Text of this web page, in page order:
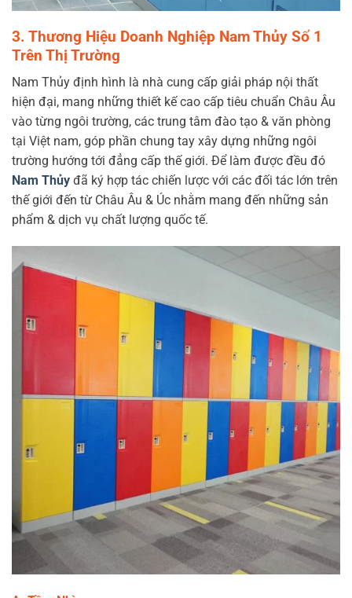
3. Thương Hiệu Doanh Nghiệp Nam Thủy Số 1
Trên Thị Trường
Nam Thủy định hình là nhà cung cấp giải pháp nội thất
hiện đại, mang những thiết kế cao cấp tiêu chuẩn Châu Âu
vào từng ngôi trường, các trung tâm đào tạo & văn phòng
tại Việt nam, góp phần chung tay xây dựng những ngôi
trường hướng tới đẳng cấp thế giới. Để làm được đều đó
Nam Thủy đã ký hợp tác chiến lược với các đối tác lớn trên
thế giới đến từ Châu Âu & Úc nhằm mang đến những sản
phẩm & dịch vụ chất lượng quốc tế.